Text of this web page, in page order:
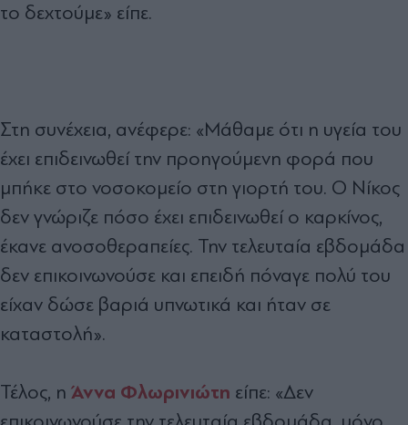
το δεχτούμε» είπε.
Στη συνέχεια, ανέφερε: «Μάθαμε ότι η υγεία του
έχει επιδεινωθεί την προηγούμενη φορά που
μπήκε στο νοσοκομείο στη γιορτή του. Ο Νίκος
δεν γνώριζε πόσο έχει επιδεινωθεί ο καρκίνος,
έκανε ανοσοθεραπείες. Την τελευταία εβδομάδα
δεν επικοινωνούσε και επειδή πόναγε πολύ του
είχαν δώσε βαριά υπνωτικά και ήταν σε
καταστολή».
Τέλος, η Άννα Φλωρινιώτη είπε: «Δεν